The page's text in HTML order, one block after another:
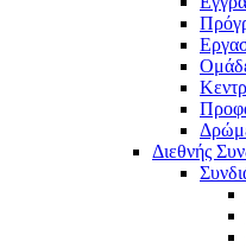
Διεθνής